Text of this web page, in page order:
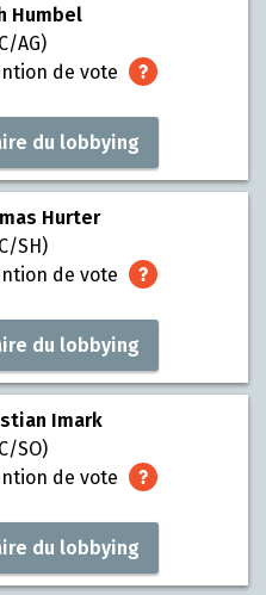
Humbel
AG)
de vote
du lobbying
Hurter
SH)
de vote
du lobbying
Imark
SO)
de vote
du lobbying